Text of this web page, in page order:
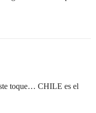
toque… CHILE es el